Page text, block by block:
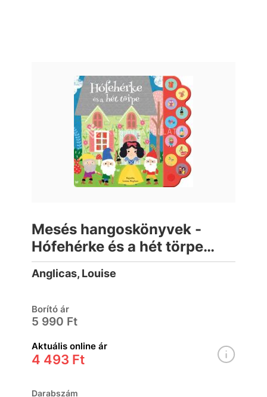
Mesés hangoskönyvek -
Hófehérke és a hét törpe
(lapozó)
Anglicas, Louise
Borító ár
5 990 Ft
Aktuális online ár
4 493 Ft
Darabszám